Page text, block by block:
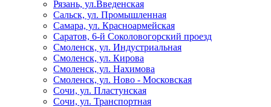
Рязань, ул.Введенская
Сальск, ул. Промышленная
Самара, ул. Красноармейская
Саратов, 6-й Соколовогорский проезд
Смоленск, ул. Индустриальная
Смоленск, ул. Кирова
Смоленск, ул. Нахимова
Смоленск, ул. Ново - Московская
Сочи, ул. Пластунская
Сочи, ул. Транспортная